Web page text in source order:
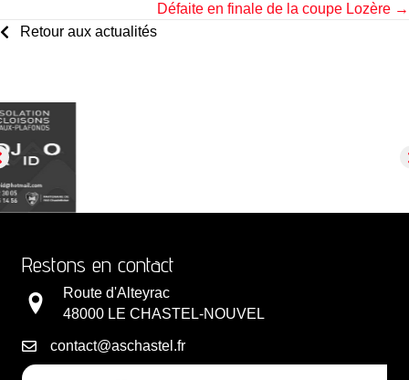
navigation
Défaite en finale de la coupe Lozère →
Retour aux actualités
Restons en contact
Route d'Alteyrac
48000 LE CHASTEL-NOUVEL
contact@aschastel.fr